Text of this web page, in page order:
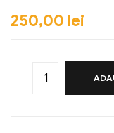
250,00 lei